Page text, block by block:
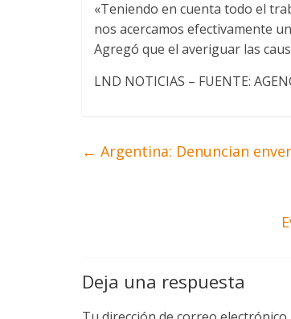
«Teniendo en cuenta todo el
nos acercamos efectivamente
Agregó que el averiguar las
LND NOTICIAS – FUENTE:
← Argentina: Denuncian
Deja una respuesta